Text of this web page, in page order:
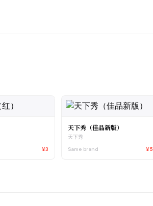
¥3
天下秀（佳品新版）
天下秀
Same brand
¥5